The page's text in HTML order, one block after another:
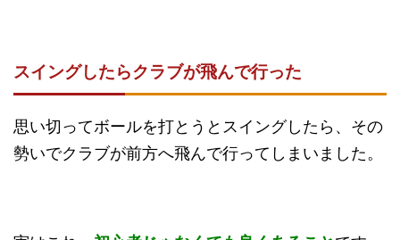
スイングしたらクラブが飛んで行った
思い切ってボールを打とうとスイングしたら、その
勢いでクラブが前方へ飛んで行ってしまいました。